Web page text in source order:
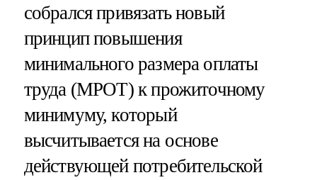
собрался привязать новый
принцип повышения
минимального размера оплаты
труда (МРОТ) к прожиточному
минимуму, который
высчитывается на основе
действующей потребительской